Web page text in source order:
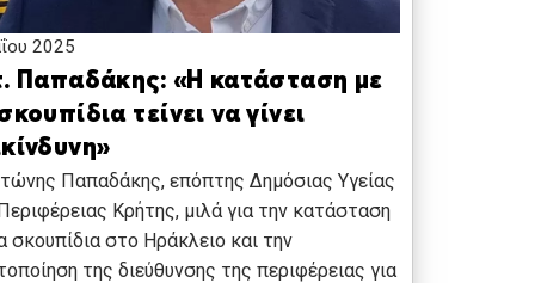
2025
Παπαδάκης: «Η κατάσταση με
τείνει να γίνει
Παπαδάκης, επόπτης Δημόσιας Υγείας
Κρήτης, μιλά για την κατάσταση
σκουπίδια στο Ηράκλειο και την
της διεύθυνσης της περιφέρειας για